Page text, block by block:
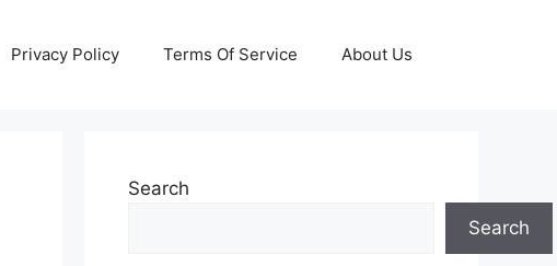
Privacy Policy Terms Of Service About Us
Search
Search